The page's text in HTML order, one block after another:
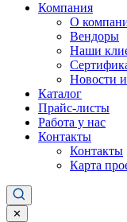
Компания
О
Вендоры
Наши
Новости
Каталог
Прайс-листы
Работа у нас
Контакты
Контакты
Карта
✕